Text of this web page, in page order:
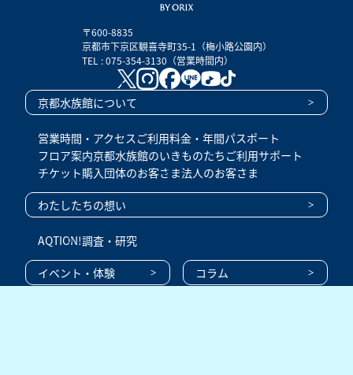
〒600-8835
京都市下京区観喜寺町35-1（梅小路公園内）
TEL : 075-354-3130（営業時間内）
京都水族館について
営業時間・アクセス ご利用料金・年間パスポート
フロア案内京都水族館のいきものたち ご利用サポート
チケット購入 団体のお客さま法人のお客さま
わたしたちの想い
AQTION!調査・研究
イベント・体験 コラム